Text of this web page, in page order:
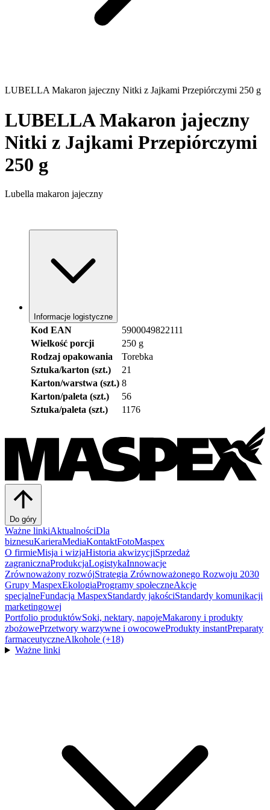
LUBELLA Makaron jajeczny Nitki z Jajkami Przepiórczymi 250 g
LUBELLA Makaron jajeczny
Nitki z Jajkami Przepiórczymi
250 g
Lubella makaron jajeczny
Informacje logistyczne
Kod EAN
5900049822111
Wielkość porcji
250 g
Rodzaj opakowania
Torebka
Sztuka/karton (szt.)
21
Karton/warstwa (szt.) 8
Karton/paleta (szt.)
56
Sztuka/paleta (szt.)
1176
Do góry
Ważne linkiAktualnościDla
biznesuKarieraMediaKontaktFotoMaspex
O firmieMisja i wizjaHistoria akwizycjiSprzedaż
zagranicznaProdukcjaLogistykaInnowacje
Zrównoważony rozwójStrategia Zrównoważonego Rozwoju 2030
Grupy MaspexEkologiaProgramy społeczneAkcje
specjalneFundacja MaspexStandardy jakościStandardy komunikacji
marketingowej
Portfolio produktówSoki, nektary, napojeMakarony i produkty
zbożowePrzetwory warzywne i owocoweProdukty instantPreparaty
farmaceutyczneAlkohole (+18)
Ważne linki